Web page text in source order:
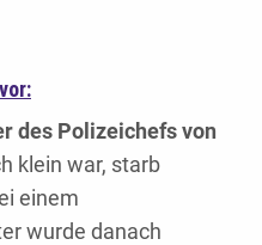
des Polizeichefs von
klein war, starb
einem
wurde danach